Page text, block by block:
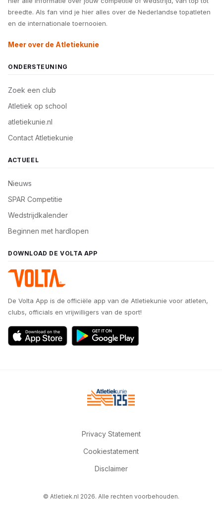
breedte. Als fan vind je hier alles over de Nederlandse topatleten
en de internationale toernooien.
Meer over de Atletiekunie
ONDERSTEUNING
Zoek een club
Atletiek op school
atletiekunie.nl
Contact Atletiekunie
ACTUEEL
Nieuws
SPAR Competitie
Wedstrijdkalender
Beginnen met hardlopen
DOWNLOAD DE VOLTA APP
De Volta App is de officiële app van de Atletiekunie voor atleten,
clubs, officials en vrijwilligers van de sport!
Privacy Statement
Cookiestatement
Disclaimer
© Atletiek.nl 2026. Alle rechten voorbehouden.